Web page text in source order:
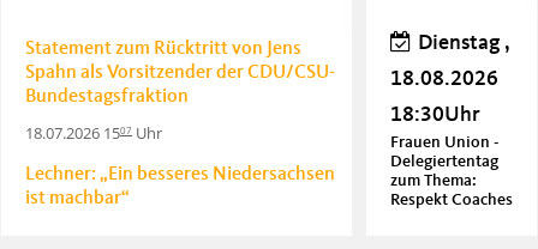
Statement zum Rücktritt von Jens
Spahn als Vorsitzender der CDU/CSU-
Bundestagsfraktion
18.07.2026 1507 Uhr
Lechner: „Ein besseres Niedersachsen
ist machbar“
Dienstag ,
18.08.2026
18:30Uhr
Frauen Union -
Delegiertentag
zum Thema:
Respekt Coaches